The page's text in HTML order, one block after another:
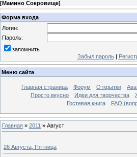
[Мамино Сокровище]
Форма входа
Логин:
Пароль:
запомнить
Забыл пароль|
Меню сайта
Главная страница Форум Открытки
Просто вкусно
Идеи для творчества
Гостевая книга
FAQ
Главная » 2011 » Август
26 Августа, Пятница